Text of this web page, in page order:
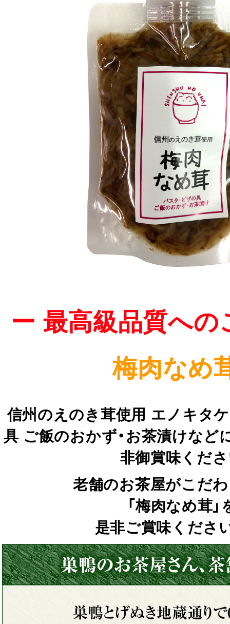
ー 最高級品質への
梅肉なめ
信州のえのき茸使用 エノキタ
具 ご飯のおかず・お茶漬けなど
非御賞味くだ
老舗のお茶屋がこだ
「梅肉なめ茸」
是非ご賞味くださ